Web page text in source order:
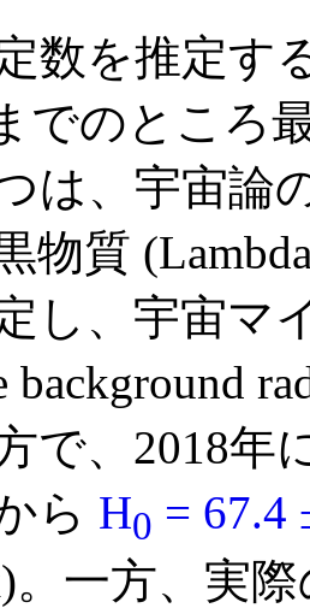
数を推定す
でのところ
は、宇宙論
物質
し、宇宙マ
background
で、2018年
ら H0 = 67.4
。一方、実